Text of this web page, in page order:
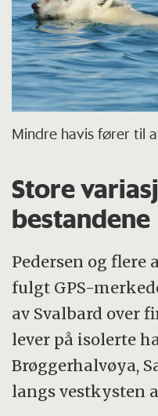
Mindre havis fører til
Store
bestandene
Pedersen og flere
fulgt GPS-
av Svalbard over
lever på isolerte
Brøggerhalvøya,
langs vestkysten